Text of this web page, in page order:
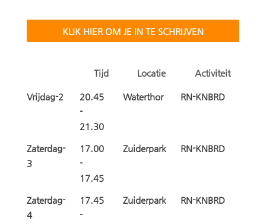
KLIK HIER OM JE IN TE SCHRIJVEN
Tijd Locatie Activiteit
Vrijdag-2
20.45
-
21.30
Waterthor RN-KNBRD
Zaterdag-
3
17.00
-
17.45
Zuiderpark RN-KNBRD
Zaterdag-
4
17.45
-
Zuiderpark RN-KNBRD